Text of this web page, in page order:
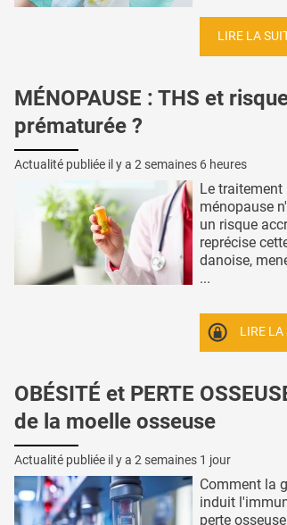
LIRE LA
MÉNOPAUSE : THS et
prématurée ?
Actualité publiée il y a 2 semaines 6 heures
Le
ménopause
un risque
reprécise
danoise,
...
LIRE LA
OBÉSITÉ et PERTE
de la moelle osseuse
Actualité publiée il y a 2 semaines 1 jour
Comment la
induit
perte